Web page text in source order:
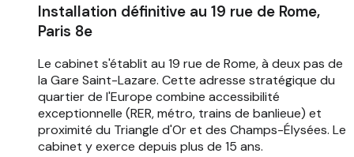
Installation définitive au 19 rue de Rome,
Paris 8e
Le cabinet s'établit au 19 rue de Rome, à deux pas de
la Gare Saint-Lazare. Cette adresse stratégique du
quartier de l'Europe combine accessibilité
exceptionnelle (RER, métro, trains de banlieue) et
proximité du Triangle d'Or et des Champs-Élysées. Le
cabinet y exerce depuis plus de 15 ans.